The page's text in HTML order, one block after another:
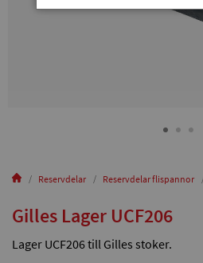
Reservdelar Reservdelar flispannor
Gilles Lager UCF206
Lager UCF206 till Gilles stoker.